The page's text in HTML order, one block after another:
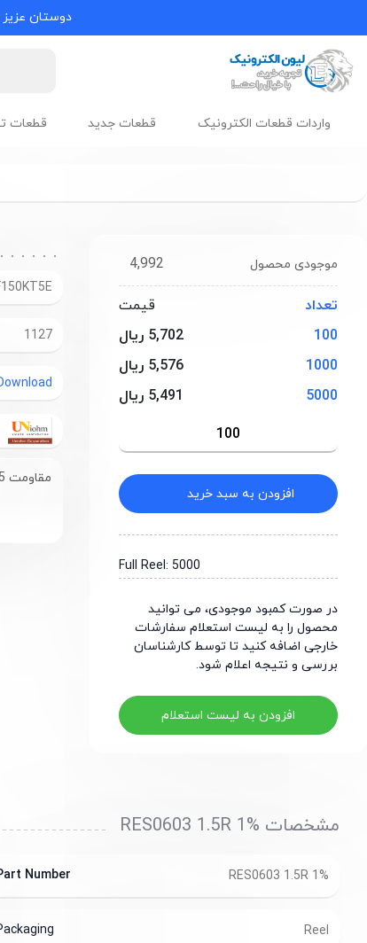
دوستان
واردات قطعات الکترونیک قطعات جدید قطعات
4,992 موجودی محصول
تعداد
قیمت
100
5,702 ریال
1000
5,576 ریال
5000
5,491 ریال
افزودن به سبد خرید
Full Reel: 5000
در صورت کمبود موجودی، می توانید
محصول را به لیست استعلام سفارشات
خارجی اضافه کنید تا توسط کارشناسان
بررسی و نتیجه اعلام شود.
افزودن به لیست استعلام
1127
مقاومت 1.5 اهم سایز 0603
مشخصات RES0603 1.5R 1%
RES0603 1.5R 1%
Number
Reel